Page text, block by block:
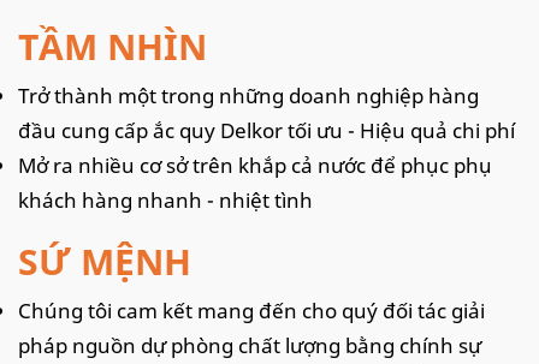
TẦM NHÌN
Trở thành một trong những doanh nghiệp hàng
đầu cung cấp ắc quy Delkor tối ưu - Hiệu quả chi phí
Mở ra nhiều cơ sở trên khắp cả nước để phục phụ
khách hàng nhanh - nhiệt tình
SỨ MỆNH
Chúng tôi cam kết mang đến cho quý đối tác giải
pháp nguồn dự phòng chất lượng bằng chính sự